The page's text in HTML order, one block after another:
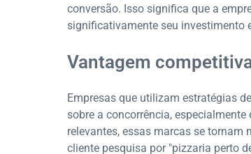
conversão. Isso significa que a
significativamente seu investimento
Vantagem
Empresas que utilizam estratégias
sobre a concorrência,
relevantes, essas marcas se tornam
cliente pesquisa por "pizzaria perto